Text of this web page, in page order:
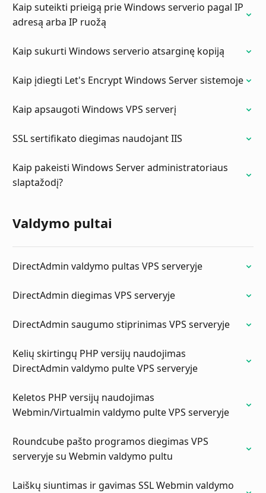
Kaip suteikti prieigą prie Windows serverio pagal IP
adresą arba IP ruožą
Kaip sukurti Windows serverio atsarginę kopiją
Kaip įdiegti Let's Encrypt Windows Server sistemoje
Kaip apsaugoti Windows VPS serverį
SSL sertifikato diegimas naudojant IIS
Kaip pakeisti Windows Server administratoriaus
slaptažodį?
Valdymo pultai
DirectAdmin valdymo pultas VPS serveryje
DirectAdmin diegimas VPS serveryje
DirectAdmin saugumo stiprinimas VPS serveryje
Kelių skirtingų PHP versijų naudojimas
DirectAdmin valdymo pulte VPS serveryje
Keletos PHP versijų naudojimas
Webmin/Virtualmin valdymo pulte VPS serveryje
Roundcube pašto programos diegimas VPS
serveryje su Webmin valdymo pultu
Laiškų siuntimas ir gavimas SSL Webmin valdymo